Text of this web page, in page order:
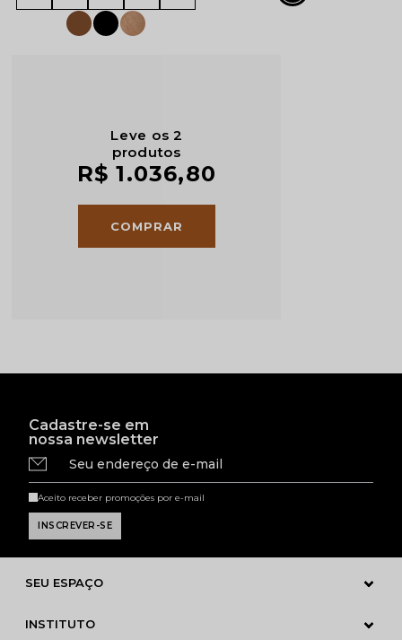
Leve os 2
produtos
R$ 1.036,80
Cadastre-se em
nossa newsletter
Seu endereço de e-mail
Aceito receber promoções por e-mail
SEU ESPAÇO
INSTITUTO